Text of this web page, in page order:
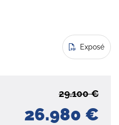
Exposé
26.980 €
29.100 €